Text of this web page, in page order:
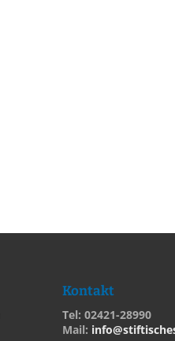
Kontakt
Tel: 02421-28990
Mail: